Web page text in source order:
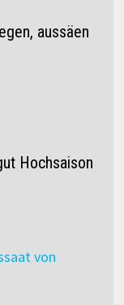
aussäen
Hochsaison